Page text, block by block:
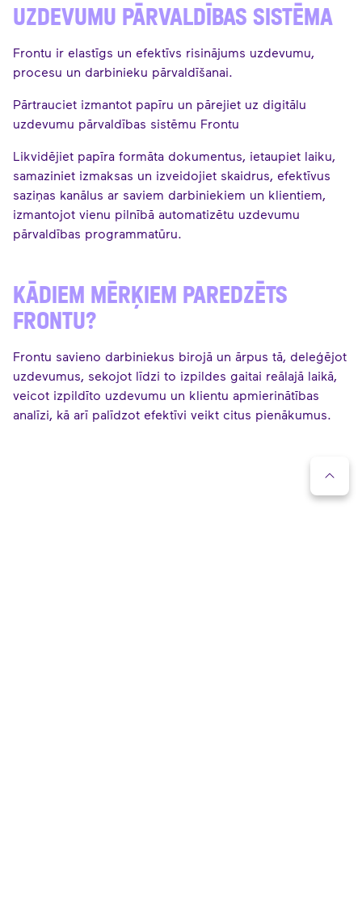
UZDEVUMU PĀRVALDĪBAS SISTĒMA
Frontu ir elastīgs un efektīvs risinājums uzdevumu,
procesu un darbinieku pārvaldīšanai.
Pārtrauciet izmantot papīru un pārejiet uz digitālu
uzdevumu pārvaldības sistēmu Frontu
Likvidējiet papīra formāta dokumentus, ietaupiet laiku,
samaziniet izmaksas un izveidojiet skaidrus, efektīvus
saziņas kanālus ar saviem darbiniekiem un klientiem,
izmantojot vienu pilnībā automatizētu uzdevumu
pārvaldības programmatūru.
KĀDIEM MĒRĶIEM PAREDZĒTS
FRONTU?
Frontu savieno darbiniekus birojā un ārpus tā, deleģējot
uzdevumus, sekojot līdzi to izpildes gaitai reālajā laikā,
veicot izpildīto uzdevumu un klientu apmierinātības
analīzi, kā arī palīdzot efektīvi veikt citus pienākumus.